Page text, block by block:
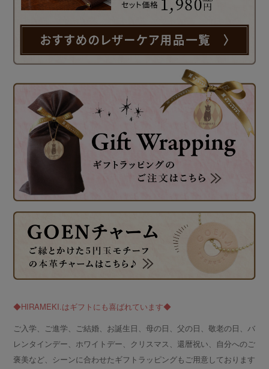
◆HIRAMEKI.はギフトにも喜ばれています◆
ご入学、ご進学、ご結婚、お誕生日、母の日、父の日、敬老の日、バ
レンタインデー、ホワイトデー、クリスマス、還暦祝い、自分へのご
褒美など、シーンに合わせたギフトラッピングもご用意しております